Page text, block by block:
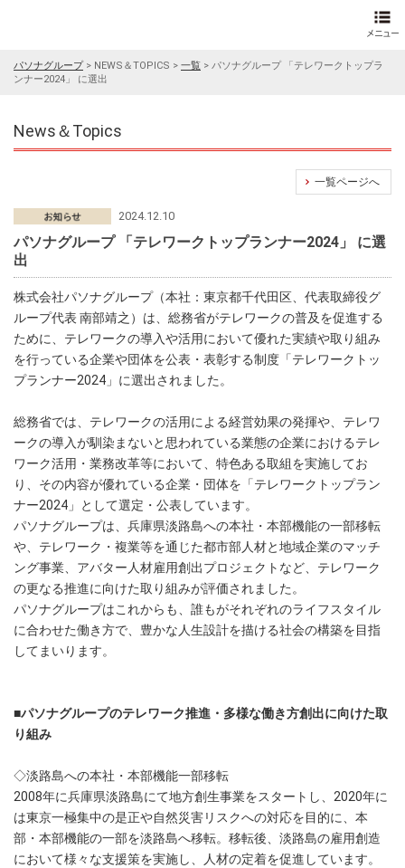
パソナグループ> NEWS＆TOPICS > 一覧 > パソナグループ 「テレワークトップラ
ンナー2024」 に選出
News＆Topics
一覧ページへ
2024.12.10
パソナグループ 「テレワークトップランナー2024」 に選
出
株式会社パソナグループ（本社：東京都千代田区、代表取締役グ
ループ代表 南部靖之）は、総務省がテレワークの普及を促進する
ために、テレワークの導入や活用において優れた実績や取り組み
を行っている企業や団体を公表・表彰する制度「テレワークトッ
プランナー2024」に選出されました。
総務省では、テレワークの活用による経営効果の発揮や、テレワ
ークの導入が馴染まないと思われている業態の企業におけるテレ
ワーク活用・業務改革等において、特色ある取組を実施してお
り、その内容が優れている企業・団体を「テレワークトップラン
ナー2024」として選定・公表しています。
パソナグループは、兵庫県淡路島への本社・本部機能の一部移転
や、テレワーク・複業等を通じた都市部人材と地域企業のマッチ
ング事業、アバター人材雇用創出プロジェクトなど、テレワーク
の更なる推進に向けた取り組みが評価されました。
パソナグループはこれからも、誰もがそれぞれのライフスタイル
に合わせた働き方で、豊かな人生設計を描ける社会の構築を目指
してまいります。
■パソナグループのテレワーク推進・多様な働き方創出に向けた取
り組み
◇淡路島への本社・本部機能一部移転
2008年に兵庫県淡路島にて地方創生事業をスタートし、2020年に
は東京一極集中の是正や自然災害リスクへの対応を目的に、本
部・本部機能の一部を淡路島へ移転。移転後、淡路島の雇用創造
において様々な支援策を実施し、人材の定着を促進しています。